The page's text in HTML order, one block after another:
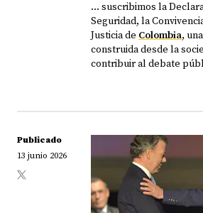
... suscribimos la
Seguridad, la
Justicia de Colombia,
construida desde la
contribuir al debate
Publicado
13 junio 2026